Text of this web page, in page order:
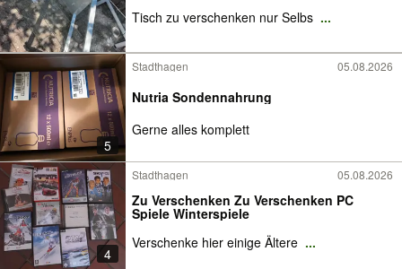
Tisch zu verschenken nur Selbs ...
5
Stadthagen 05.08.2026
Nutria Sondennahrung
Gerne alles komplett
4
Stadthagen 05.08.2026
Zu Verschenken Zu Verschenken PC
Spiele Winterspiele
Verschenke hier einige Ältere ...